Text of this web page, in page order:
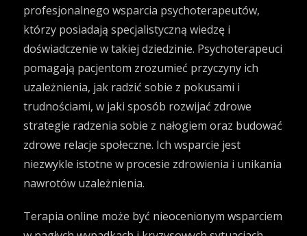
profesjonalnego wsparcia psychoterapeutów,
którzy posiadają specjalistyczną wiedzę i
doświadczenie w takiej dziedzinie. Psychoterapeuci
pomagają pacjentom zrozumieć przyczyny ich
uzależnienia, jak radzić sobie z pokusami i
trudnościami, w jaki sposób rozwijać zdrowe
strategie radzenia sobie z nałogiem oraz budować
zdrowe relacje społeczne. Ich wsparcie jest
niezwykle istotne w procesie zdrowienia i unikania
nawrotów uzależnienia.
Terapia online może być nieocenionym wsparciem